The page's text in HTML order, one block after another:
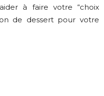
à faire votre “choix
de dessert pour votre